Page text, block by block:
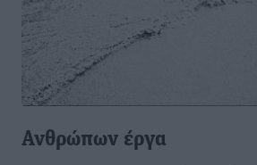
Ανθρώπων έργα